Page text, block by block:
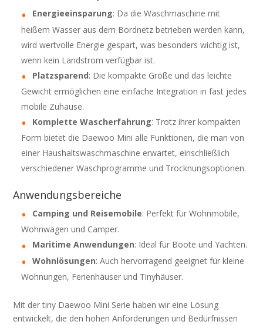
Energieeinsparung: Da die Waschmaschine mit
heißem Wasser aus dem Bordnetz betrieben werden kann,
wird wertvolle Energie gespart, was besonders wichtig ist,
wenn kein Landstrom verfügbar ist.
Platzsparend: Die kompakte Größe und das leichte
Gewicht ermöglichen eine einfache Integration in fast jedes
mobile Zuhause.
Komplette Wascherfahrung: Trotz ihrer kompakten
Form bietet die Daewoo Mini alle Funktionen, die man von
einer Haushaltswaschmaschine erwartet, einschließlich
verschiedener Waschprogramme und Trocknungsoptionen.
Anwendungsbereiche
Camping und Reisemobile: Perfekt für Wohnmobile,
Wohnwägen und Camper.
Maritime Anwendungen: Ideal für Boote und Yachten.
Wohnlösungen: Auch hervorragend geeignet für kleine
Wohnungen, Ferienhäuser und Tinyhäuser.
Mit der tiny Daewoo Mini Serie haben wir eine Lösung
entwickelt, die den hohen Anforderungen und Bedürfnissen